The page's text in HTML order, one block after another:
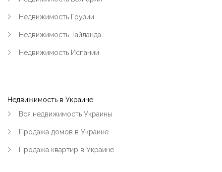
Недвижимость Грузии
Недвижимость Тайланда
Недвижимость Испании
Недвижимость в Украине
Вся недвижимость Украины
Продажа домов в Украине
Продажа квартир в Украине